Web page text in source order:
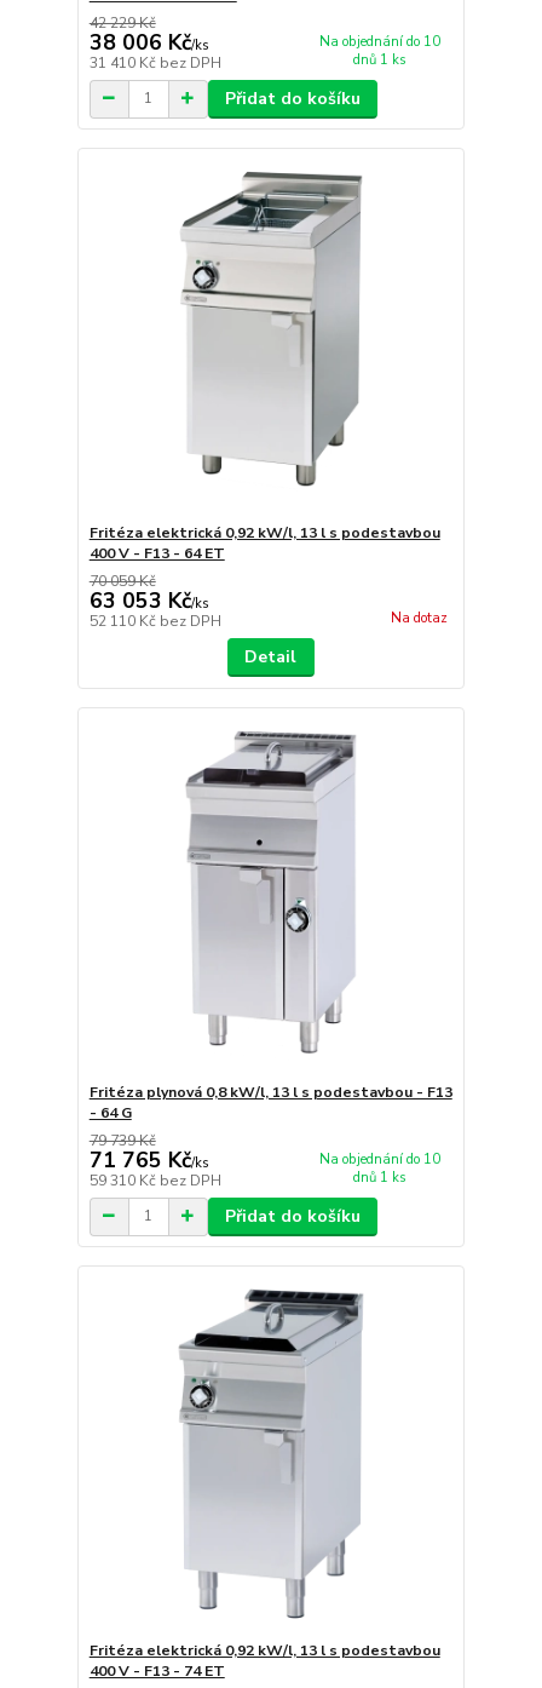
42 229 Kč
38 006 Kč/ks
31 410 Kč bez DPH
Na objednání do 10
dnů 1 ks
Přidat do košíku
Fritéza elektrická 0,92 kW/l, 13 l s podestavbou
400 V - F13 - 64 ET
70 059 Kč
63 053 Kč/ks
52 110 Kč bez DPH Na dotaz
Detail
Fritéza plynová 0,8 kW/l, 13 l s podestavbou - F13
- 64 G
79 739 Kč
71 765 Kč/ks
59 310 Kč bez DPH
Na objednání do 10
dnů 1 ks
Přidat do košíku
Fritéza elektrická 0,92 kW/l, 13 l s podestavbou
400 V - F13 - 74 ET